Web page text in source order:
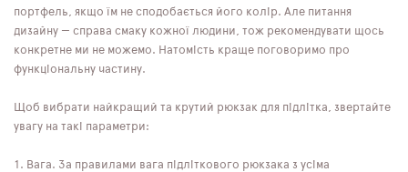
портфель, якщо їм не сподобається його колір. Але питання
дизайну — справа смаку кожної людини, тож рекомендувати щось
конкретне ми не можемо. Натомість краще поговоримо про
функціональну частину.
Щоб вибрати найкращий та крутий рюкзак для підлітка, звертайте
увагу на такі параметри:
Вага. За правилами вага підліткового рюкзака з усіма